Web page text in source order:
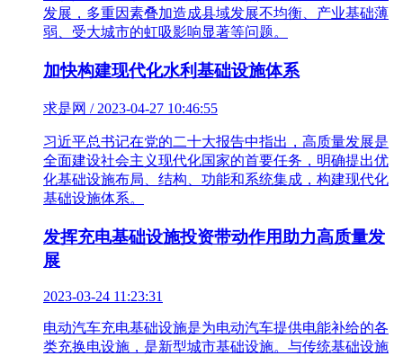
发展，多重因素叠加造成县域发展不均衡、产业基础薄
弱、受大城市的虹吸影响显著等问题。
加快构建现代化水利基础设施体系
求是网 / 2023-04-27 10:46:55
习近平总书记在党的二十大报告中指出，高质量发展是
全面建设社会主义现代化国家的首要任务，明确提出优
化基础设施布局、结构、功能和系统集成，构建现代化
基础设施体系。
发挥充电基础设施投资带动作用助力高质量发
展
2023-03-24 11:23:31
电动汽车充电基础设施是为电动汽车提供电能补给的各
类充换电设施，是新型城市基础设施。与传统基础设施